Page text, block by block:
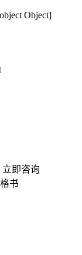
Object]
立即咨询
书